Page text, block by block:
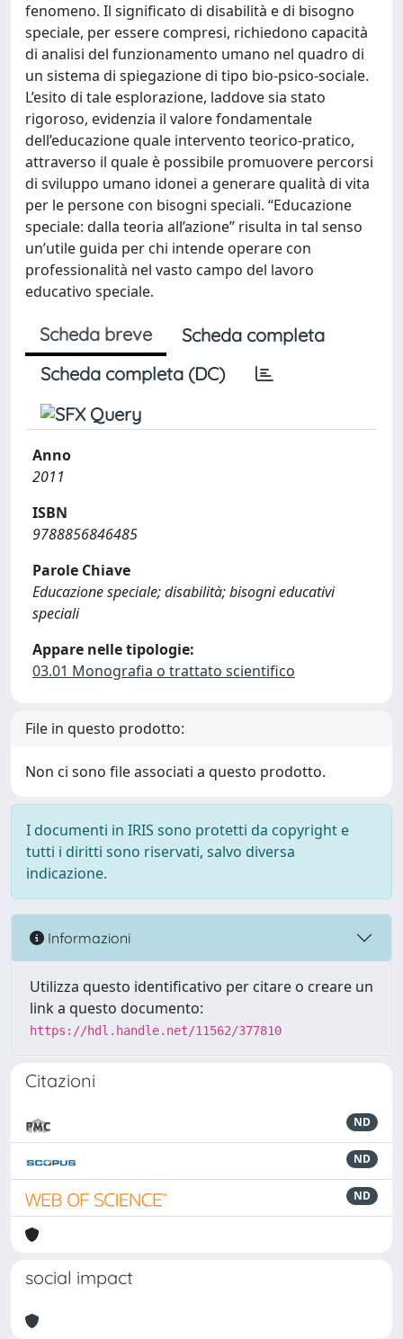
fenomeno. Il significato di disabilità e di bisogno
speciale, per essere compresi, richiedono capacità
di analisi del funzionamento umano nel quadro di
un sistema di spiegazione di tipo bio-psico-sociale.
L’esito di tale esplorazione, laddove sia stato
rigoroso, evidenzia il valore fondamentale
dell’educazione quale intervento teorico-pratico,
attraverso il quale è possibile promuovere percorsi
di sviluppo umano idonei a generare qualità di vita
per le persone con bisogni speciali. “Educazione
speciale: dalla teoria all’azione” risulta in tal senso
un’utile guida per chi intende operare con
professionalità nel vasto campo del lavoro
educativo speciale.
Scheda breve
Scheda completa
Scheda completa (DC)
Anno
2011
ISBN
9788856846485
Parole Chiave
Educazione speciale; disabilità; bisogni educativi
speciali
Appare nelle tipologie:
03.01 Monografia o trattato scientifico
File in questo prodotto:
Non ci sono file associati a questo prodotto.
I documenti in IRIS sono protetti da copyright e
tutti i diritti sono riservati, salvo diversa
indicazione.
Informazioni
Utilizza questo identificativo per citare o creare un
link a questo documento:
https://hdl.handle.net/11562/377810
Citazioni
ND
ND
ND
social impact